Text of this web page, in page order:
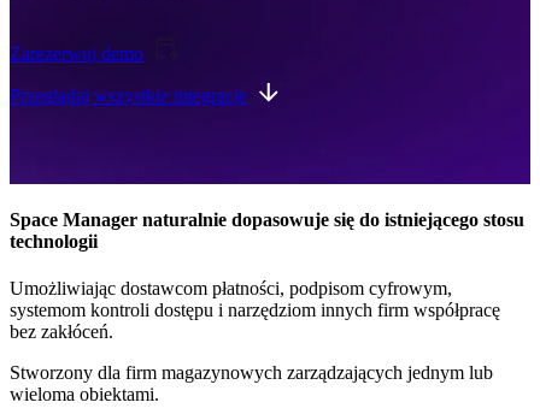
Zarezerwuj demo
Przeglądaj wszystkie integracje
Space Manager naturalnie dopasowuje się do istniejącego stosu
technologii
Umożliwiając dostawcom płatności, podpisom cyfrowym,
systemom kontroli dostępu i narzędziom innych firm współpracę
bez zakłóceń.
Stworzony dla firm magazynowych zarządzających jednym lub
wieloma obiektami.